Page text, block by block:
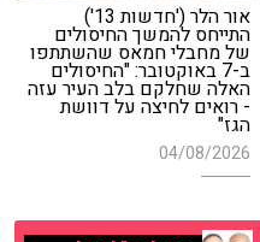
אור הלר ('חדשות 13')
התייחס להמשך החיסולים
של מחבלי חמאס שהשתתפו
ב-7 באוקטובר: "החיסולים
האלה שחלקם בלב העיר עזה
- רואים לחיצה על דוושת
הגז"
04/08/2026